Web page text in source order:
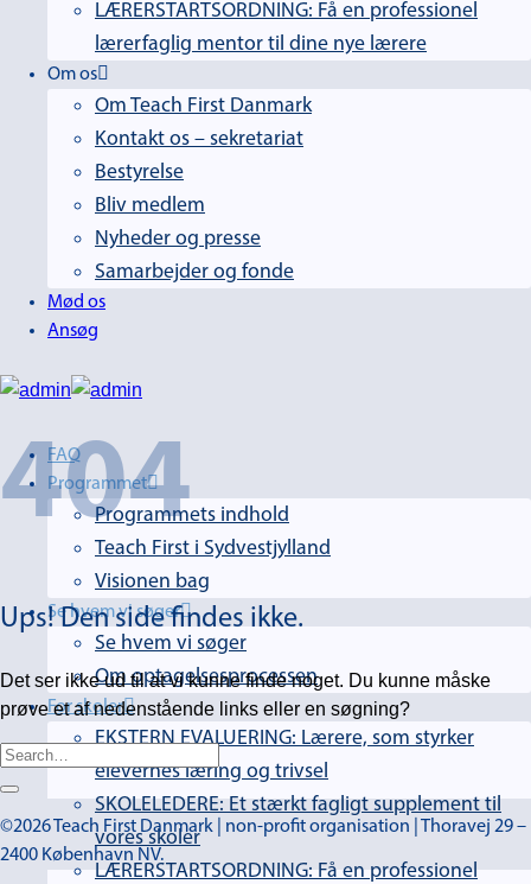
LÆRERSTARTSORDNING: Få en professionel
lærerfaglig mentor til dine nye lærere
Om os
Om Teach First Danmark
Kontakt os – sekretariat
Bestyrelse
Bliv medlem
Nyheder og presse
Samarbejder og fonde
Mød os
Ansøg
FAQ
Programmet
Programmets indhold
Teach First i Sydvestjylland
Visionen bag
Se hvem vi søger
Se hvem vi søger
Om optagelsesprocessen
For skoler
EKSTERN EVALUERING: Lærere, som styrker
elevernes læring og trivsel
SKOLELEDERE: Et stærkt fagligt supplement til
vores skoler
LÆRERSTARTSORDNING: Få en professionel
404
Ups! Den side findes ikke.
Det ser ikke ud til at vi kunne finde noget. Du kunne måske
prøve et af nedenstående links eller en søgning?
©2026 Teach First Danmark | non-profit organisation | Thoravej 29 –
2400 København NV.